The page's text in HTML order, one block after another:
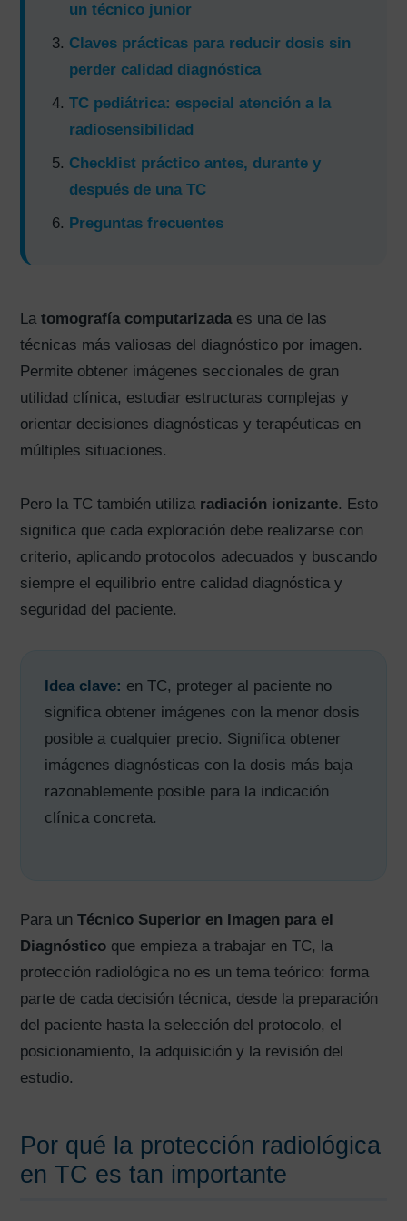
un técnico junior
Claves prácticas para reducir dosis sin
perder calidad diagnóstica
TC pediátrica: especial atención a la
radiosensibilidad
Checklist práctico antes, durante y
después de una TC
Preguntas frecuentes
Latomografía computarizadaes una de las
técnicas más valiosas del diagnóstico por imagen.
Permite obtener imágenes seccionales de gran
utilidad clínica, estudiar estructuras complejas y
orientar decisiones diagnósticas y terapéuticas en
múltiples situaciones.
Pero la TC también utiliza radiación ionizante. Esto
significa que cada exploración debe realizarse con
criterio, aplicando protocolos adecuados y buscando
siempre el equilibrio entre calidad diagnóstica y
seguridad del paciente.
Idea clave: en TC, proteger al paciente no
significa obtener imágenes con la menor dosis
posible a cualquier precio. Significa obtener
imágenes diagnósticas con la dosis más baja
razonablemente posible para la indicación
clínica concreta.
Para unTécnico Superior en Imagen para el
Diagnóstico que empieza a trabajar en TC, la
protección radiológica no es un tema teórico: forma
parte de cada decisión técnica, desde la preparación
del paciente hasta la selección del protocolo, el
posicionamiento, la adquisición y la revisión del
estudio.
Por qué la protección radiológica
en TC es tan importante